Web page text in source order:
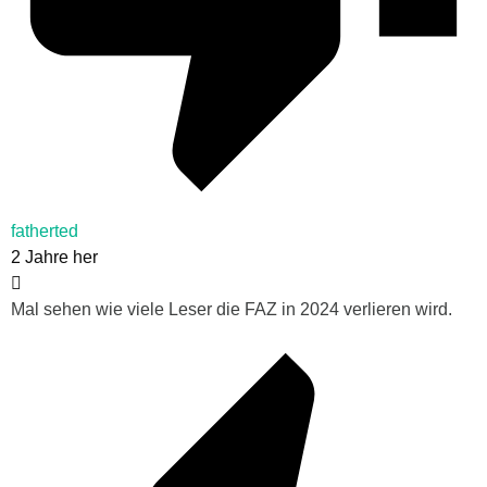
fatherted
2 Jahre her
Mal sehen wie viele Leser die FAZ in 2024 verlieren wird.